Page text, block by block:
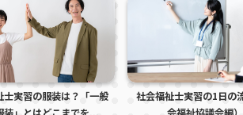
社会福祉士実習の1日の流れ（社
社会福祉士国家